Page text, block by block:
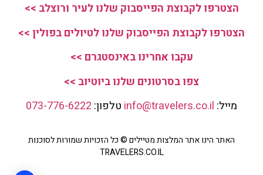
הצטרפו לקבוצת הפייסבוק שלנו לעיר ורוצלב >>
הצטרפו לקבוצת הפייסבוק שלנו לטיולים בפולין >>
עקבו אחרינו באינסטגרם >>
צפו בסרטונים שלנו ביוטיוב >>
מייל:
טלפון: 073-776-6222
האתר הינו אתר המלצות מטיילים © כל הזכויות שמורות לסוכנות
TRAVELERS.CO.IL